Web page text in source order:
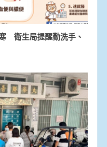
衛生局提醒勤洗手、